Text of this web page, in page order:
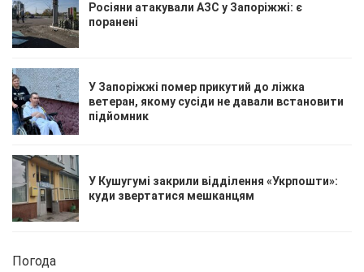
Росіяни атакували АЗС у Запоріжжі: є
поранені
У Запоріжжі помер прикутий до ліжка
ветеран, якому сусіди не давали встановити
підйомник
У Кушугумі закрили відділення «Укрпошти»:
куди звертатися мешканцям
Погода